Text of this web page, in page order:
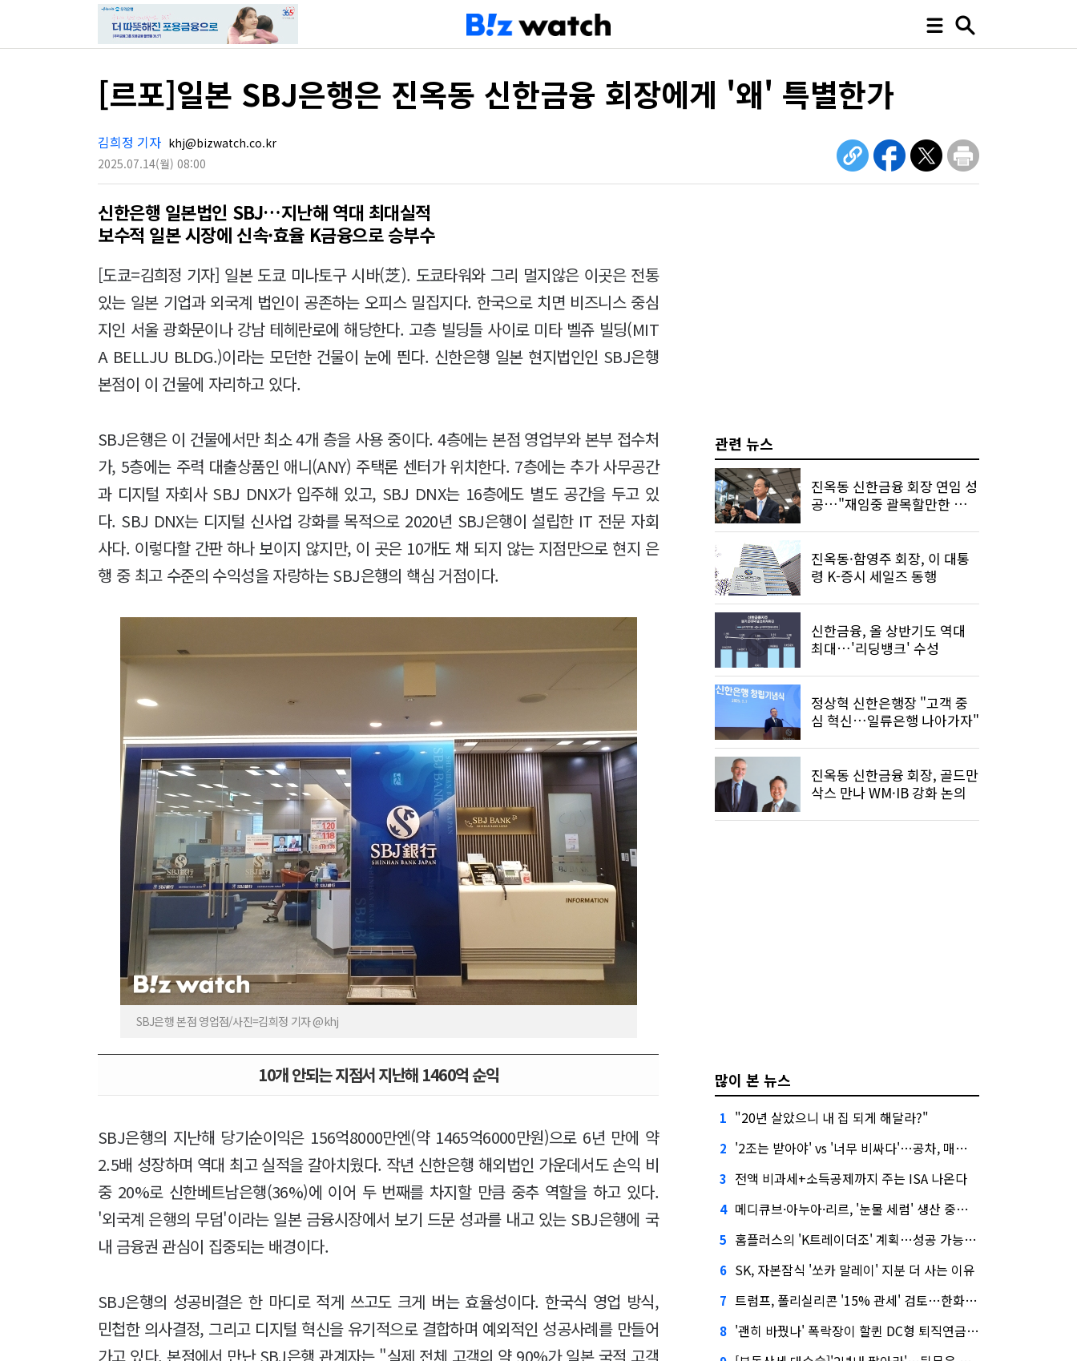
[르포]일본 SBJ은행은 진옥동 신한금융 회장에게 '왜' 특별한가
김희정 기자 khj@bizwatch.co.kr
2025.07.14(월) 08:00
신한은행 일본법인 SBJ…지난해 역대 최대실적
보수적 일본 시장에 신속·효율 K금융으로 승부수
[도쿄=김희정 기자] 일본 도쿄 미나토구 시바(芝). 도쿄타워와 그리 멀지않은 이곳은 전통
있는 일본 기업과 외국계 법인이 공존하는 오피스 밀집지다. 한국으로 치면 비즈니스 중심
지인 서울 광화문이나 강남 테헤란로에 해당한다. 고층 빌딩들 사이로 미타 벨쥬 빌딩(MIT
A BELLJU BLDG.)이라는 모던한 건물이 눈에 띈다. 신한은행 일본 현지법인인 SBJ은행
본점이 이 건물에 자리하고 있다.
SBJ은행은 이 건물에서만 최소 4개 층을 사용 중이다. 4층에는 본점 영업부와 본부 접수처
가, 5층에는 주력 대출상품인 애니(ANY) 주택론 센터가 위치한다. 7층에는 추가 사무공간
과 디지털 자회사 SBJ DNX가 입주해 있고, SBJ DNX는 16층에도 별도 공간을 두고 있
다. SBJ DNX는 디지털 신사업 강화를 목적으로 2020년 SBJ은행이 설립한 IT 전문 자회
사다. 이렇다할 간판 하나 보이지 않지만, 이 곳은 10개도 채 되지 않는 지점만으로 현지 은
행 중 최고 수준의 수익성을 자랑하는 SBJ은행의 핵심 거점이다.
SBJ은행 본점 영업점/사진=김희정 기자 @khj
10개 안되는 지점서 지난해 1460억 순익
SBJ은행의 지난해 당기순이익은 156억8000만엔(약 1465억6000만원)으로 6년 만에 약
2.5배 성장하며 역대 최고 실적을 갈아치웠다. 작년 신한은행 해외법인 가운데서도 손익 비
중 20%로 신한베트남은행(36%)에 이어 두 번째를 차지할 만큼 중추 역할을 하고 있다.
'외국계 은행의 무덤'이라는 일본 금융시장에서 보기 드문 성과를 내고 있는 SBJ은행에 국
내 금융권 관심이 집중되는 배경이다.
SBJ은행의 성공비결은 한 마디로 적게 쓰고도 크게 버는 효율성이다. 한국식 영업 방식,
민첩한 의사결정, 그리고 디지털 혁신을 유기적으로 결합하며 예외적인 성공사례를 만들어
가고 있다. 본점에서 만난 SBJ은행 관계자는 "실제 전체 고객의 약 90%가 일본 국적 고객
관련 뉴스
진옥동 신한금융 회장 연임 성
공…"재임중 괄목할만한 성
진옥동·함영주 회장, 이 대통
령 K-증시 세일즈 동행
신한금융, 올 상반기도 역대
최대…'리딩뱅크' 수성
정상혁 신한은행장 "고객 중
심 혁신…일류은행 나아가자"
진옥동 신한금융 회장, 골드만
삭스 만나 WM·IB 강화 논의
많이 본 뉴스
1 "20년 살았으니 내 집 되게 해달라?"
2 '2조는 받아야' vs '너무 비싸다'…공차, 매각 성공할까
3 전액 비과세+소득공제까지 주는 ISA 나온다
4 메디큐브·아누아·리르, '눈물 세럼' 생산 중단한다
5 홈플러스의 'K트레이더조' 계획…성공 가능성은 '글쎄'
6 SK, 자본잠식 '쏘카 말레이' 지분 더 사는 이유
7 트럼프, 폴리실리콘 '15% 관세' 검토…한화큐셀·OCI 영향은?
8 '괜히 바꿨나' 폭락장이 할퀸 DC형 퇴직연금…전문가 조언은